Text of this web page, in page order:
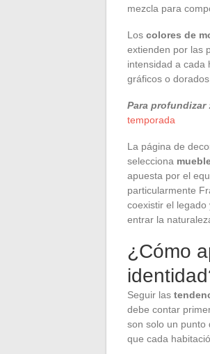
mezcla para
Los colores de
extienden por las
intensidad a cada
gráficos o
Para profundizar
temporada
La página de
selecciona
apuesta por el
particularmente
coexistir el
entrar la
¿Cómo
Seguir las
debe contar
son solo un punto
que cada